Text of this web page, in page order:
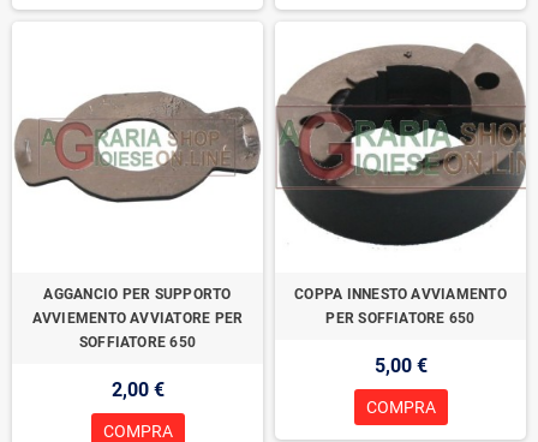
AGGANCIO PER SUPPORTO
AVVIEMENTO AVVIATORE PER
SOFFIATORE 650
2,00 €
COMPRA
COPPA INNESTO AVVIAMENTO
PER SOFFIATORE 650
5,00 €
COMPRA